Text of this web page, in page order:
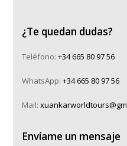
¿Te quedan dudas?
Teléfono:+34 665 80 97 56
WhatsApp:+34 665 80 97 56
Mail:
Envíame un mensaje